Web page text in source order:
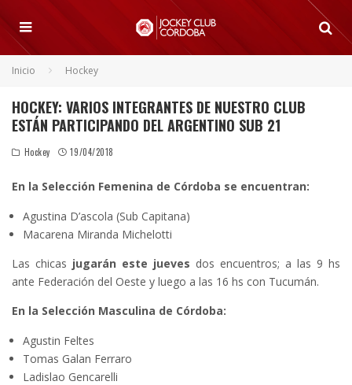
Inicio Hockey
HOCKEY: VARIOS INTEGRANTES DE NUESTRO CLUB
ESTÁN PARTICIPANDO DEL ARGENTINO SUB 21
Hockey 19/04/2018
En la Selección Femenina de Córdoba se encuentran:
Agustina D’ascola (Sub Capitana)
Macarena Miranda Michelotti
Las chicas jugarán este jueves dos encuentros; a las 9 hs
ante Federación del Oeste y luego a las 16 hs con Tucumán.
En la Selección Masculina de Córdoba:
Agustin Feltes
Tomas Galan Ferraro
Ladislao Gencarelli